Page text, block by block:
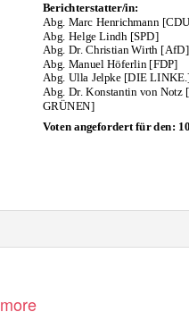
Berichterstatter/in:
Abg. Marc Henrichmann
Abg. Helge Lindh [SPD]
Abg. Dr. Christian Wirth [AfD]
Abg. Manuel Höferlin [FDP]
Abg. Ulla Jelpke [DIE
Abg. Dr. Konstantin von
GRÜNEN]
Voten angefordert für den: